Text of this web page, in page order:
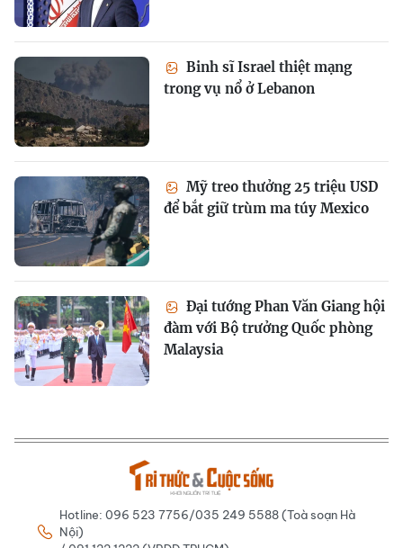
Binh sĩ Israel thiệt mạng
trong vụ nổ ở Lebanon
Mỹ treo thưởng 25 triệu USD
để bắt giữ trùm ma túy Mexico
Đại tướng Phan Văn Giang hội
đàm với Bộ trưởng Quốc phòng
Malaysia
Hotline: 096 523 7756/035 249 5588 (Toà soạn Hà
Nội)